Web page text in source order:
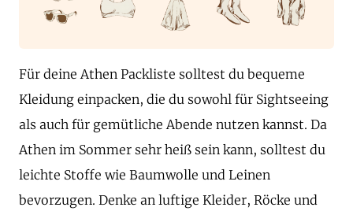
Für deine Athen Packliste solltest du bequeme
Kleidung einpacken, die du sowohl für Sightseeing
als auch für gemütliche Abende nutzen kannst. Da
Athen im Sommer sehr heiß sein kann, solltest du
leichte Stoffe wie Baumwolle und Leinen
bevorzugen. Denke an luftige Kleider, Röcke und